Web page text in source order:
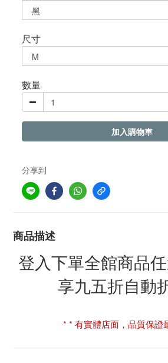
尺寸
數量
加入購物車
分享到
商品描述
登入下單全館商品
享九五折自動
* * 有實體店面，品質保證